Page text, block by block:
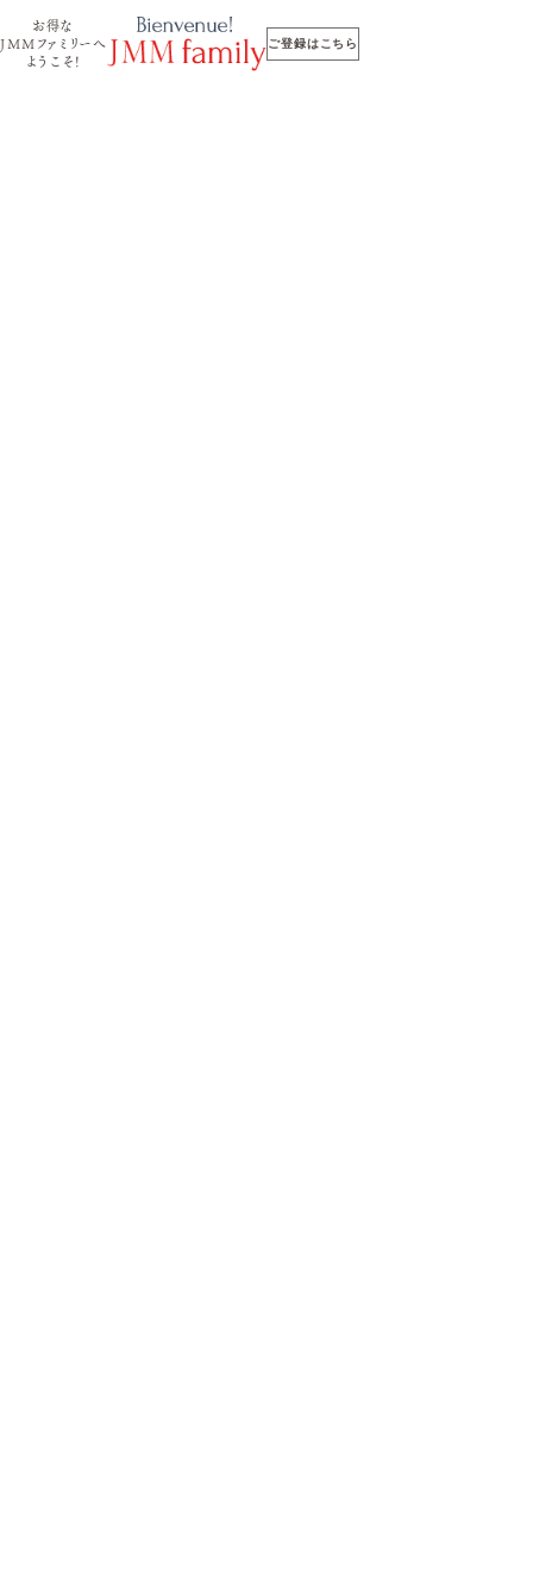
お得な
JMMファミリーへ
ようこそ！
ご登録はこちら